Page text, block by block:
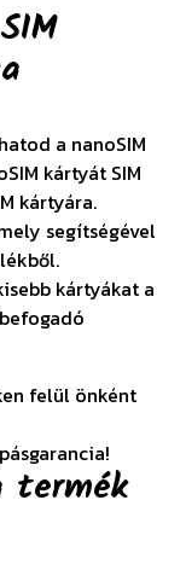
a nanoSIM
kártyát SIM
kártyára.
segítségével
kártyákat a
felül önként
termék